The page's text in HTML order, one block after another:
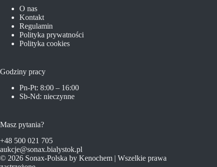
O nas
Kontakt
Regulamin
Polityka prywatności
Polityka cookies
Godziny pracy
Pn-Pt: 8:00 – 16:00
Sb-Nd: nieczynne
Masz pytania?
+48 500 021 705
aukcje@sonax.bialystok.pl
© 2026 Sonax-Polska by Kenochem | Wszelkie prawa